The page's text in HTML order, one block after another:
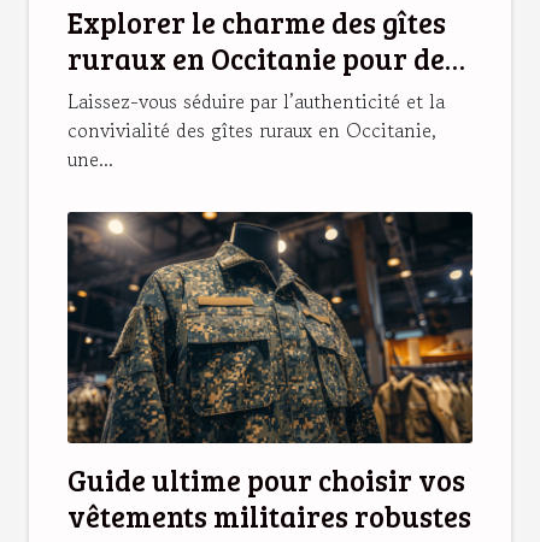
Explorer le charme des gîtes
ruraux en Occitanie pour des
vacances idéales
Laissez-vous séduire par l’authenticité et la
convivialité des gîtes ruraux en Occitanie,
une...
Guide ultime pour choisir vos
vêtements militaires robustes